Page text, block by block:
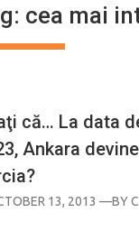
cea mai
că… La data
Ankara
13, 2013 —BY